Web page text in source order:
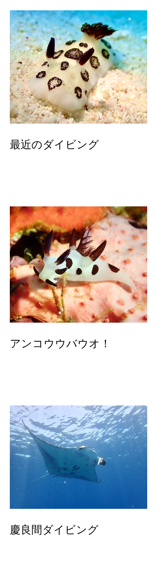
最近のダイビング
アンコウウバウオ！
慶良間ダイビング